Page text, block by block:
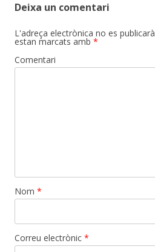
Deixa un comentari
L'adreça electrònica no es publicarà
estan marcats amb *
Comentari
Nom *
Correu electrònic *